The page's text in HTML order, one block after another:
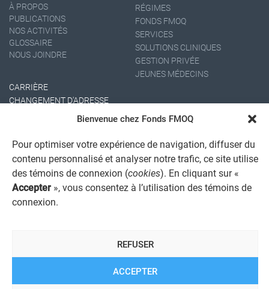
Bienvenue chez Fonds FMOQ
Pour optimiser votre expérience de navigation, diffuser du
contenu personnalisé et analyser notre trafic, ce site utilise
des témoins de connexion (cookies). En cliquant sur «
Accepter », vous consentez à l’utilisation des témoins de
connexion.
ACCEPTER
REFUSER
À PROPOS
PUBLICATIONS
NOS ACTIVITÉS
GLOSSAIRE
NOUS JOINDRE
RÉGIMES
FONDS FMOQ
SERVICES
SOLUTIONS CLINIQUES
GESTION PRIVÉE
JEUNES MÉDECINS
CARRIÈRE
CHANGEMENT D'ADRESSE
AVIS JURIDIQUE GÉNÉRAL
POLITIQUE DE TRAITEMENT DES PLAINTES
REGISTRE DES CONFLITS D'INTÉRÊTS